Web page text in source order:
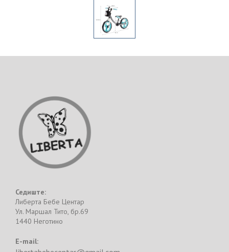
Седиште:
Либерта Бебе Центар
Ул. Маршал Тито, бр.69
1440 Неготино
E-mail: